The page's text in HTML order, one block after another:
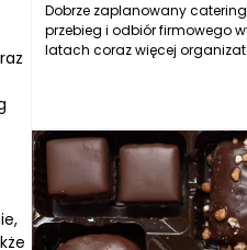
Dobrze zaplanowany
przebieg i odbiór firmowego
latach coraz więcej
jakość potraw z
jednym z ostatnich, które
zakończeniu spotkania. To
dobrane menu może
do integracji i nadać
charakter. W firmowej
pierwsze wrażenie oraz